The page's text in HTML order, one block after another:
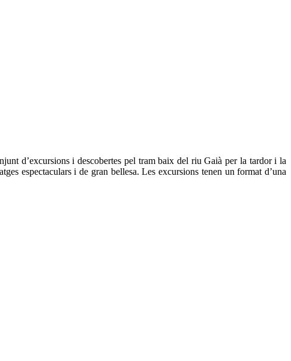
d’excursions i descobertes pel tram baix del riu Gaià per la tardor i la
espectaculars i de gran bellesa. Les excursions tenen un format d’una